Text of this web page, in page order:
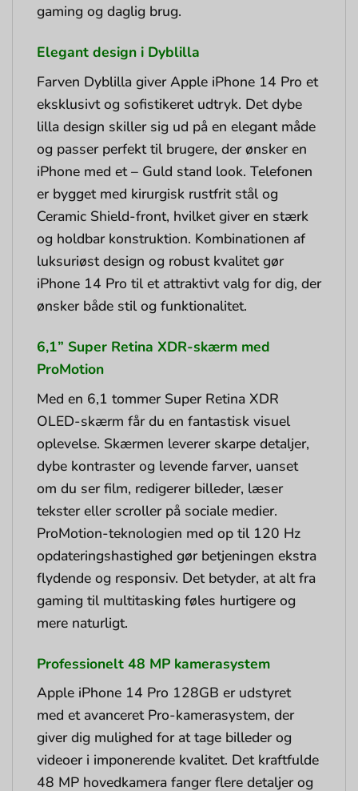
gaming og daglig brug.
Elegant design i Dyblilla
Farven Dyblilla giver Apple iPhone 14 Pro et
eksklusivt og sofistikeret udtryk. Det dybe
lilla design skiller sig ud på en elegant måde
og passer perfekt til brugere, der ønsker en
iPhone med et – Guld stand look. Telefonen
er bygget med kirurgisk rustfrit stål og
Ceramic Shield-front, hvilket giver en stærk
og holdbar konstruktion. Kombinationen af
luksuriøst design og robust kvalitet gør
iPhone 14 Pro til et attraktivt valg for dig, der
ønsker både stil og funktionalitet.
6,1” Super Retina XDR-skærm med
ProMotion
Med en 6,1 tommer Super Retina XDR
OLED-skærm får du en fantastisk visuel
oplevelse. Skærmen leverer skarpe detaljer,
dybe kontraster og levende farver, uanset
om du ser film, redigerer billeder, læser
tekster eller scroller på sociale medier.
ProMotion-teknologien med op til 120 Hz
opdateringshastighed gør betjeningen ekstra
flydende og responsiv. Det betyder, at alt fra
gaming til multitasking føles hurtigere og
mere naturligt.
Professionelt 48 MP kamerasystem
Apple iPhone 14 Pro 128GB er udstyret
med et avanceret Pro-kamerasystem, der
giver dig mulighed for at tage billeder og
videoer i imponerende kvalitet. Det kraftfulde
48 MP hovedkamera fanger flere detaljer og